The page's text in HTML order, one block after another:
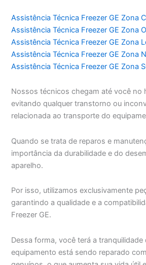
Assistência Técnica Freezer GE Zona
Assistência Técnica Freezer GE Zona
Assistência Técnica Freezer GE Zona
Assistência Técnica Freezer GE Zona
Assistência Técnica Freezer GE Zona
Nossos técnicos chegam até você no
evitando qualquer transtorno ou
relacionada ao transporte do
Quando se trata de reparos e
importância da durabilidade e do
aparelho.
Por isso, utilizamos exclusivamente
garantindo a qualidade e a
Freezer GE.
Dessa forma, você terá a tranquilidade
equipamento está sendo reparado